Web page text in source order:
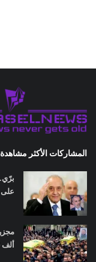
المشاركات الأكثر مشاهدة
ألف